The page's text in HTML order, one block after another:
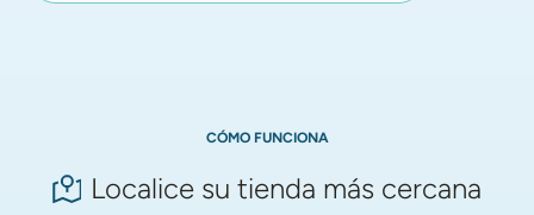
CÓMO FUNCIONA
Localice su tienda más cercana